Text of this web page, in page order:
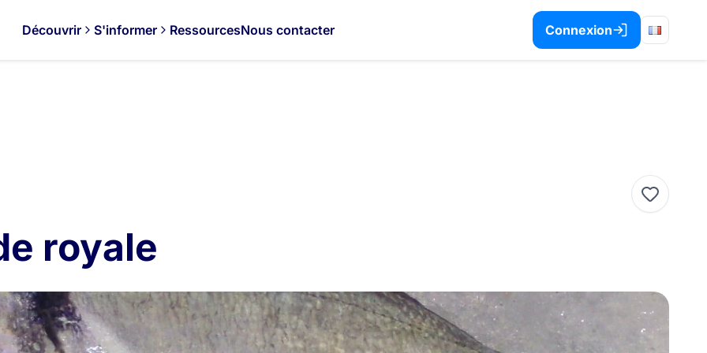
Découvrir S'informer RessourcesNous contacter Connexion
royale